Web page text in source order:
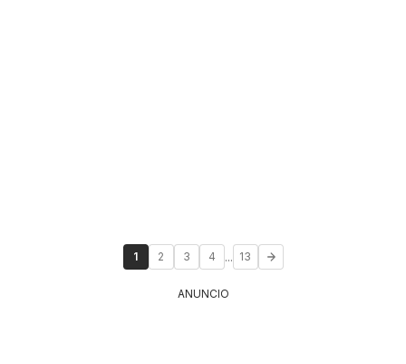
1 2 3 4 ... 13
ANUNCIO